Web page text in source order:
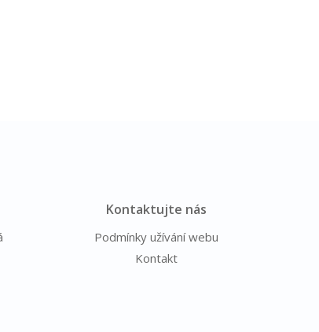
Kontaktujte nás
Podmínky užívání webu
Kontakt